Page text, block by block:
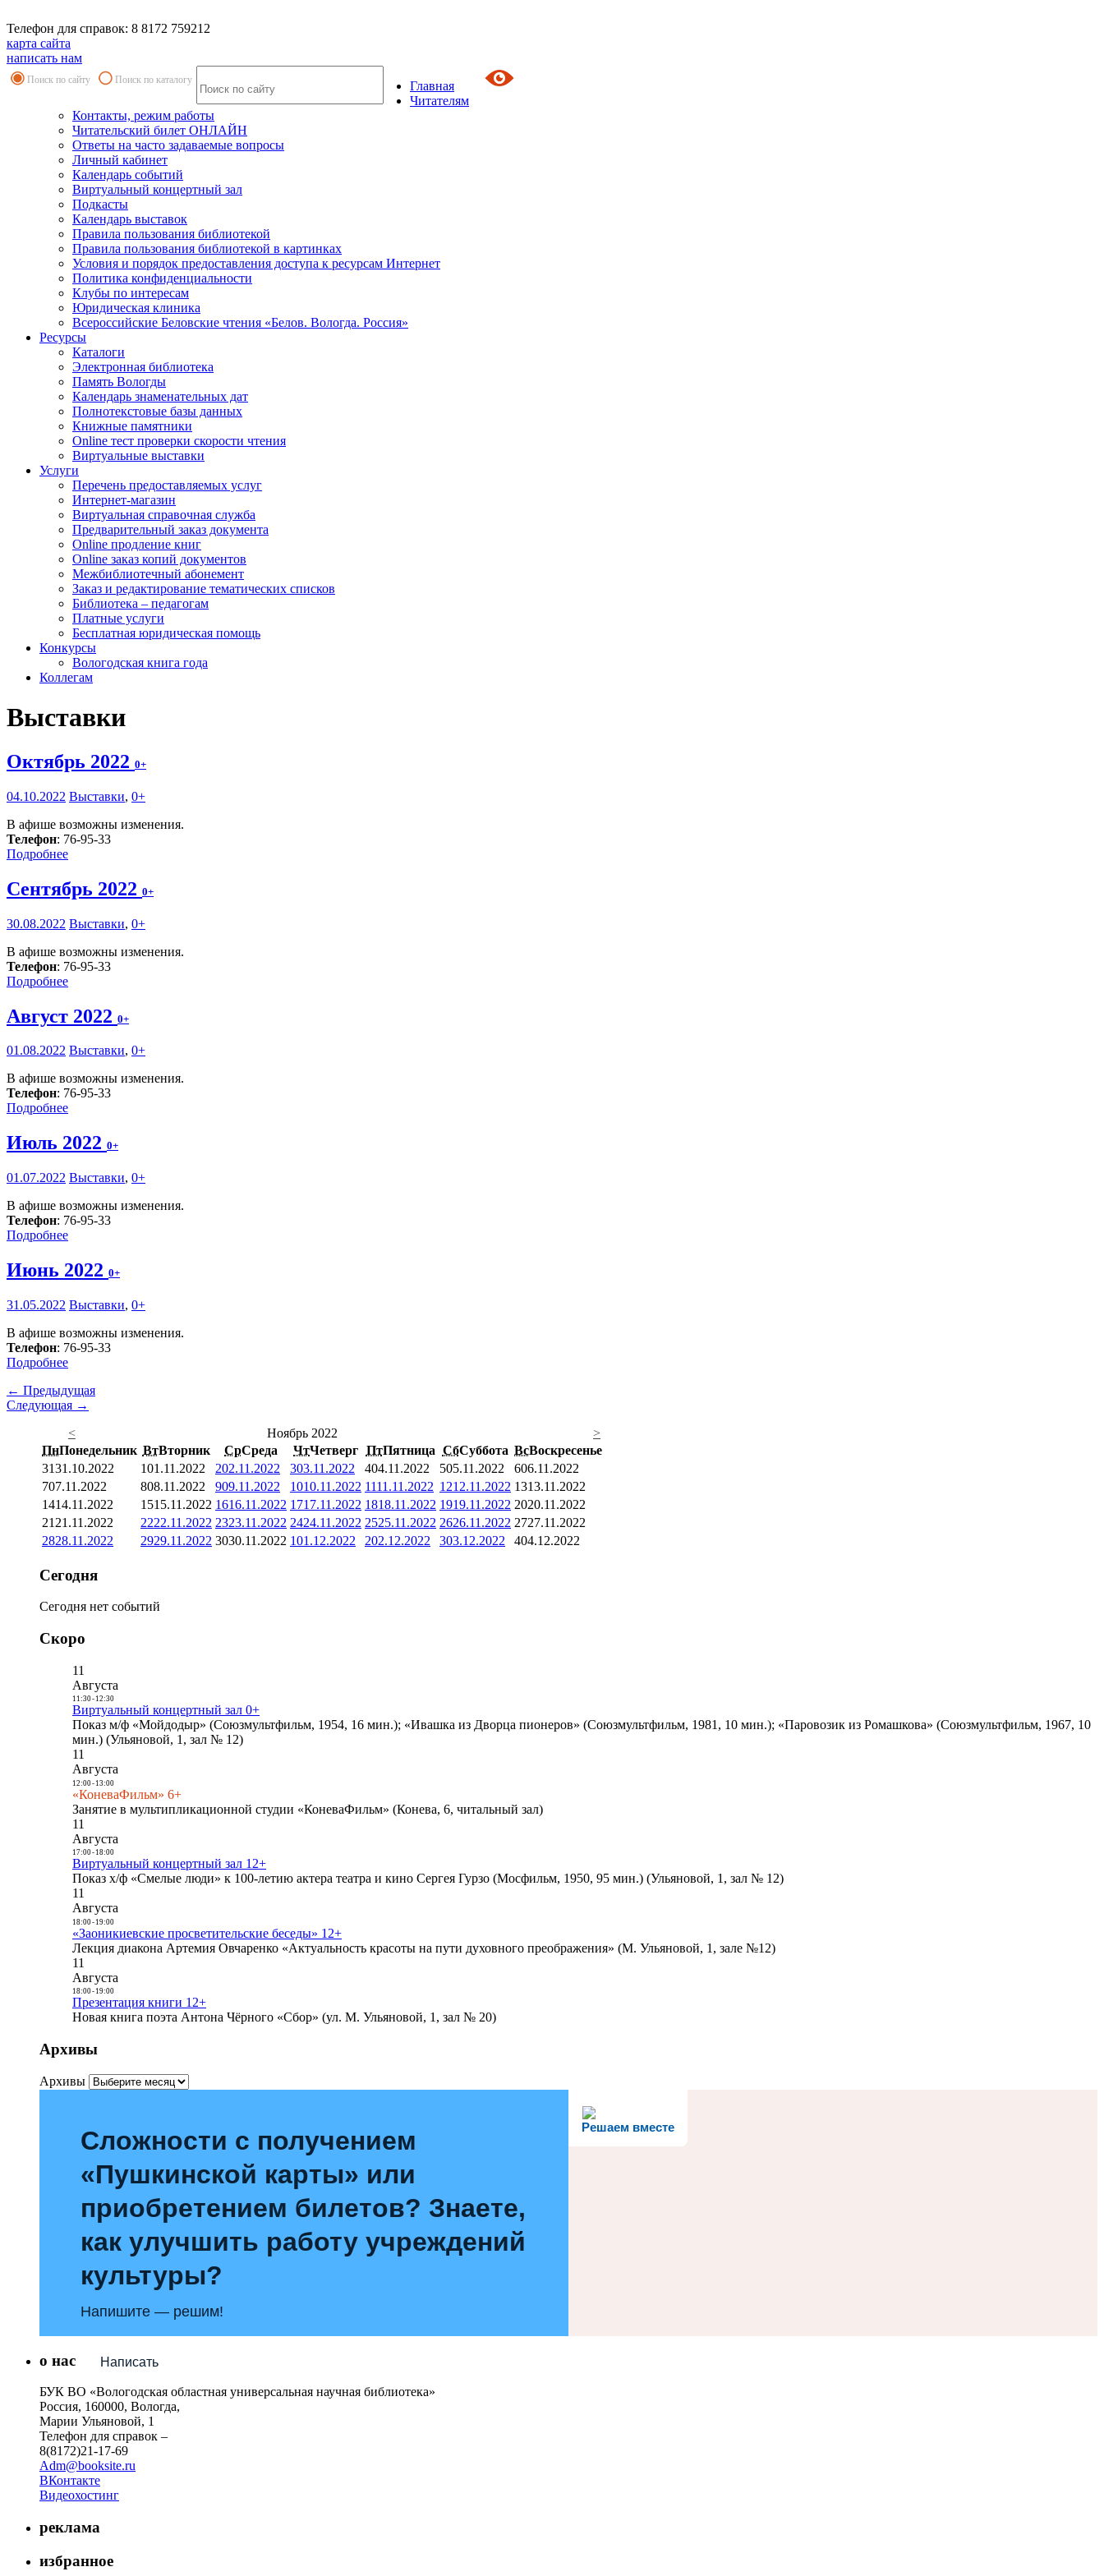
Телефон для справок: 8 8172 759212
карта сайта
написать нам
Поиск по сайту Поиск по каталогу
Главная
Читателям
Контакты, режим работы
Читательский билет ОНЛАЙН
Ответы на часто задаваемые вопросы
Личный кабинет
Календарь событий
Виртуальный концертный зал
Подкасты
Календарь выставок
Правила пользования библиотекой
Правила пользования библиотекой в картинках
Условия и порядок предоставления доступа к ресурсам Интернет
Политика конфиденциальности
Клубы по интересам
Юридическая клиника
Всероссийские Беловские чтения «Белов. Вологда. Россия»
Ресурсы
Каталоги
Электронная библиотека
Память Вологды
Календарь знаменательных дат
Полнотекстовые базы данных
Книжные памятники
Online тест проверки скорости чтения
Виртуальные выставки
Услуги
Перечень предоставляемых услуг
Интернет-магазин
Виртуальная справочная служба
Предварительный заказ документа
Online продление книг
Online заказ копий документов
Межбиблиотечный абонемент
Заказ и редактирование тематических списков
Библиотека – педагогам
Платные услуги
Бесплатная юридическая помощь
Конкурсы
Вологодская книга года
Коллегам
Выставки
Октябрь 2022 0+
04.10.2022 Выставки, 0+
В афише возможны изменения.
Телефон: 76-95-33
Подробнее
Сентябрь 2022 0+
30.08.2022 Выставки, 0+
В афише возможны изменения.
Телефон: 76-95-33
Подробнее
Август 2022 0+
01.08.2022 Выставки, 0+
В афише возможны изменения.
Телефон: 76-95-33
Подробнее
Июль 2022 0+
01.07.2022 Выставки, 0+
В афише возможны изменения.
Телефон: 76-95-33
Подробнее
Июнь 2022 0+
31.05.2022 Выставки, 0+
В афише возможны изменения.
Телефон: 76-95-33
Подробнее
← Предыдущая
Следующая →
<
Ноябрь 2022
>
ПнПонедельник ВтВторник СрСреда ЧтЧетверг ПтПятница СбСуббота ВсВоскресенье
3131.10.2022 101.11.2022 202.11.2022 303.11.2022 404.11.2022 505.11.2022 606.11.2022
707.11.2022 808.11.2022 909.11.2022 1010.11.2022 1111.11.2022 1212.11.2022 1313.11.2022
1414.11.2022 1515.11.2022 1616.11.2022 1717.11.2022 1818.11.2022 1919.11.2022 2020.11.2022
21 21.11.2022 2222.11.2022 2323.11.2022 2424.11.2022 2525.11.2022 2626.11.2022 2727.11.2022
2828.11.2022 2929.11.2022 3030.11.2022 101.12.2022 202.12.2022 303.12.2022 404.12.2022
Сегодня
Сегодня нет событий
Скоро
11
Августа
11:30- 12:30
Виртуальный концертный зал 0+
Показ м/ф «Мойдодыр» (Союзмультфильм, 1954, 16 мин.); «Ивашка из Дворца пионеров» (Союзмультфильм, 1981, 10 мин.); «Паровозик из Ромашкова» (Союзмультфильм, 1967, 10
мин.) (Ульяновой, 1, зал № 12)
11
Августа
12:00- 13:00
«КоневаФильм» 6+
Занятие в мультипликационной студии «КоневаФильм» (Конева, 6, читальный зал)
11
Августа
17:00- 18:00
Виртуальный концертный зал 12+
Показ х/ф «Смелые люди» к 100-летию актера театра и кино Сергея Гурзо (Мосфильм, 1950, 95 мин.) (Ульяновой, 1, зал № 12)
11
Августа
18:00- 19:00
«Заоникиевские просветительские беседы» 12+
Лекция диакона Артемия Овчаренко «Актуальность красоты на пути духовного преображения» (М. Ульяновой, 1, зале №12)
11
Августа
18:00- 19:00
Презентация книги 12+
Новая книга поэта Антона Чёрного «Сбор» (ул. М. Ульяновой, 1, зал № 20)
Архивы
Архивы
Решаем вместе
Сложности с получением
«Пушкинской карты» или
приобретением билетов? Знаете,
как улучшить работу учреждений
культуры?
Напишите — решим!
Написать
о нас
БУК ВО «Вологодская областная универсальная научная библиотека»
Россия, 160000, Вологда,
Марии Ульяновой, 1
Телефон для справок –
8(8172)21-17-69
Adm@booksite.ru
ВКонтакте
Видеохостинг
реклама
избранное